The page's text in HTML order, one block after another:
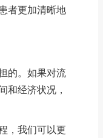
者更加清晰地
的。如果对流
和经济状况，
，我们可以更